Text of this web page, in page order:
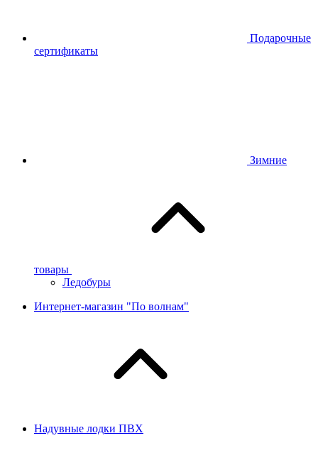
Подарочные
сертификаты
Зимние
товары
Ледобуры
Интернет-магазин "По волнам"
Надувные лодки ПВХ